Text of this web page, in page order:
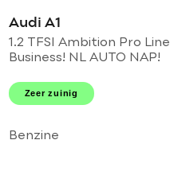
Audi A1
1.2 TFSI Ambition Pro Line
Business! NL AUTO NAP!
AIRCO l MTF-STUUR l 16'
LMV! 1e eigenaar l TOP!
Zeer zuinig
Benzine